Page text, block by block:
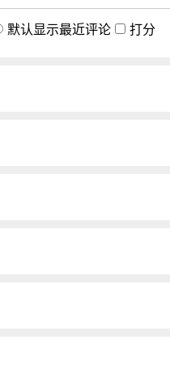
默认显示最近评论 打分